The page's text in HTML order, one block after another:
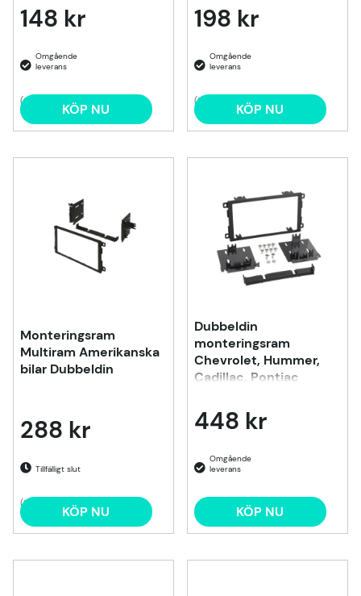
148 kr
(2) KÖP NU
198 kr
(1) KÖP NU
Monteringsram
Multiram Amerikanska
bilar Dubbeldin
288 kr
Tillfälligt slut
(1) KÖP NU
Dubbeldin
monteringsram
Chevrolet, Hummer,
Cadillac, Pontiac
448 kr
KÖP NU